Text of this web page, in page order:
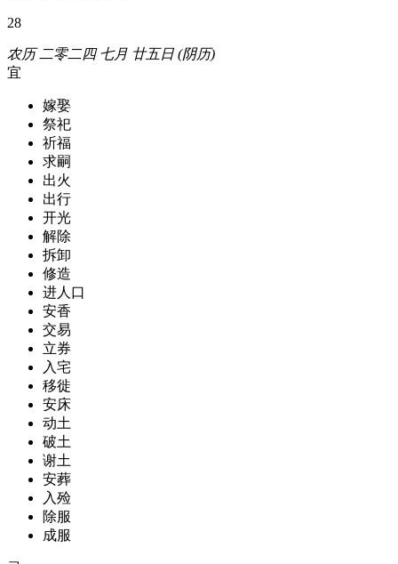
28
农历 二零二四 七月 廿五日 (阴历)
宜
嫁娶
祭祀
祈福
求嗣
出火
出行
开光
解除
拆卸
修造
进人口
安香
交易
立券
入宅
移徙
安床
动土
破土
谢土
安葬
入殓
除服
成服